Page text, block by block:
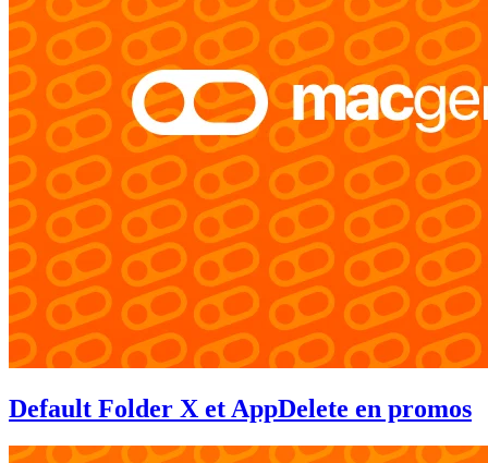
Default Folder X et AppDelete en promos